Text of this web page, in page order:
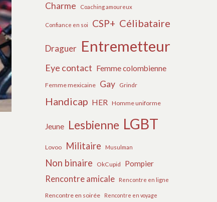
Charme Coaching amoureux
Confiance en soi CSP+ Célibataire
Draguer Entremetteur
Eye contact Femme colombienne
Femme mexicaine Gay Grindr
Handicap HER Homme uniforme
Jeune Lesbienne LGBT
Lovoo Militaire Musulman
Non binaire OkCupid Pompier
Rencontre amicale Rencontre en ligne
Rencontre en soirée Rencontre en voyage